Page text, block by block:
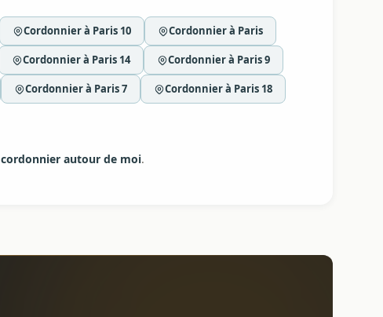
Cordonnier à Paris 10 Cordonnier à Paris
Cordonnier à Paris 14 Cordonnier à Paris 9
Cordonnier à Paris 7 Cordonnier à Paris 18
cordonnier autour de moi.